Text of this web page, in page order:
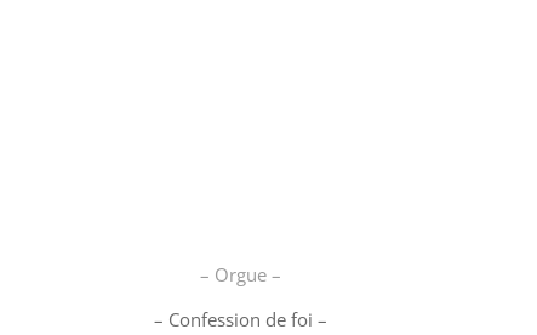
– Orgue –
– Confession de foi –